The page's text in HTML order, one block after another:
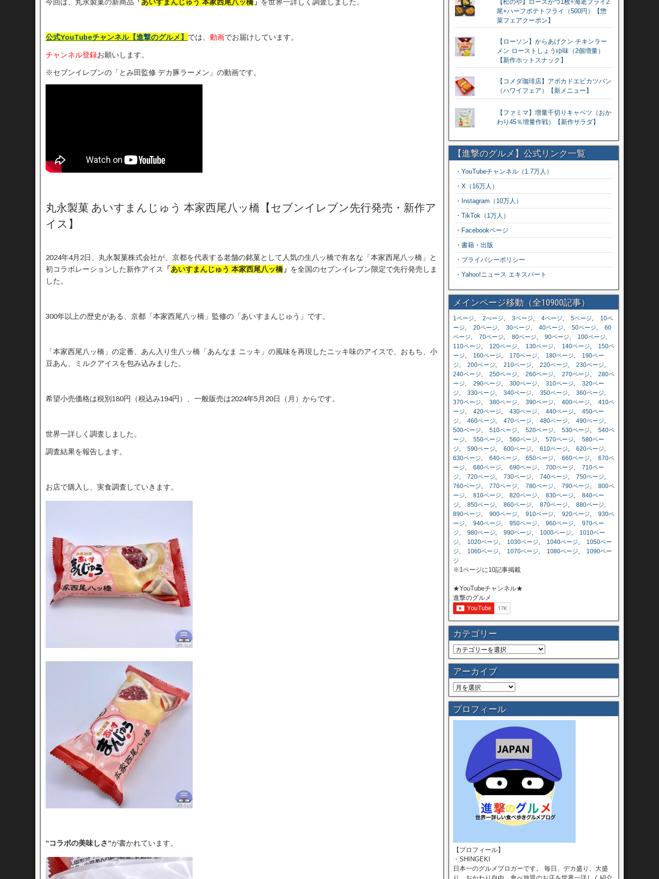
今回は、丸永製菓の新商品 「あいすまんじゅう 本家西尾八ッ橋 」 を世界一詳しく調査しました。
公式YouTubeチャンネル【進撃のグルメ】 では、 動画でお届けしています。
チャンネル登録お願いします。
※セブンイレブンの「とみ田監修 デカ豚ラーメン」の動画です。
丸永製菓 あいすまんじゅう 本家西尾八ッ橋【セブンイレブン先行発売・新作ア
イス】
2024年4月2日、丸永製菓株式会社が、京都を代表する老舗の銘菓として人気の生八ッ橋で有名な「本家西尾八ッ橋」と
初コラボレーションした新作アイス
「あいすまんじゅう 本家西尾八ッ橋 」 を全国のセブンイレブン限定で先行発売しま
した。
300年以上の歴史がある、京都「本家西尾八ッ橋」監修の「あいすまんじゅう」です。
「本家西尾八ッ橋」の定番、あん入り生八ッ橋「あんなま ニッキ」の風味を再現したニッキ味のアイスで、おもち、小
豆あん、ミルクアイスを包み込みました。
希望小売価格は税別180円（税込み194円）、一般販売は2024年5月20日（月）からです。
世界一詳しく調査しました。
調査結果を報告します。
お店で購入し、実食調査していきます。
”コラボの美味しさ”が書かれています。
【松のや】ロースかつ1枚+海老フライ2
尾+ハーフポテトフライ（500円）【惣
菜フェアクーポン】
【ローソン】からあげクン チキンラー
メン ローストしょうゆ味（2個増量）
【新作ホットスナック】
【コメダ珈琲店】アボカドエビカツパン
（ハワイフェア）【新メニュー】
【ファミマ】増量千切りキャベツ（おか
わり45％増量作戦）【新作サラダ】
【進撃のグルメ】公式リンク一覧
・ YouTubeチャンネル（1.7万人）
・ X（16万人）
・ Instagram（10万人）
・ TikTok（1万人）
・ Facebookページ
・ 書籍・出版
・ プライバシーポリシー
・ Yahoo!ニュース エキスパート
メインページ移動（全10900記事）
1ページ, 2ぺージ, 3ページ, 4ページ, 5ページ,
10ペ
ージ, 20ページ, 30ページ, 40ページ, 50ページ, 60
ページ, 70ページ, 80ページ, 90ページ, 100ページ,
110ページ, 120ページ, 130ページ, 140ページ,
150ペ
ージ, 160ページ, 170ページ, 180ページ,
190ペー
ジ, 200ページ, 210ページ, 220ページ, 230ページ,
240ページ, 250ページ, 260ページ, 270ページ, 280ペ
ージ, 290ページ, 300ページ, 310ページ, 320ペー
ジ, 330ページ, 340ページ, 350ページ, 360ページ,
370ページ, 380ページ, 390ページ, 400ページ, 410ペ
ージ, 420ページ, 430ページ, 440ページ, 450ペー
ジ, 460ページ, 470ページ, 480ページ, 490ページ,
500ページ, 510ページ, 520ページ, 530ページ, 540ペ
ージ, 550ページ, 560ページ, 570ページ, 580ペー
ジ, 590ページ, 600ページ, 610ページ, 620ページ,
630ページ, 640ページ, 650ページ, 660ページ, 670ペ
ージ, 680ページ, 690ページ, 700ページ, 710ペー
ジ, 720ページ, 730ページ, 740ページ, 750ページ,
760ページ, 770ページ, 780ページ, 790ページ, 800ペ
ージ, 810ページ, 820ページ, 830ページ, 840ペー
ジ, 850ページ, 860ページ, 870ページ, 880ページ,
890ページ, 900ページ, 910ページ, 920ページ, 930ペ
ージ, 940ページ, 950ページ, 960ページ, 970ペー
ジ, 980ページ, 990ページ, 1000ページ,
1010ペー
ジ, 1020ページ, 1030ページ, 1040ページ,
1050ペー
ジ, 1060ページ, 1070ページ, 1080ページ,
1090ペー
ジ
※1ページに10記事掲載
★YouTubeチャンネル★
進撃のグルメ
カテゴリー
アーカイブ
プロフィール
【プロフィール】
・SHINGEKI
日本一のグルメブロガーです。 毎日、デカ盛り、大盛